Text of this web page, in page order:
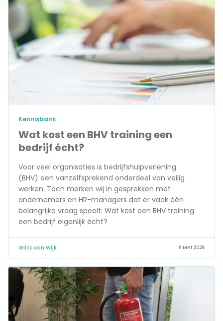
Wat kost een BHV training een
bedrijf écht?
Kennisbank
Voor veel organisaties is bedrijfshulpverlening
(BHV) een vanzelfsprekend onderdeel van veilig
werken. Toch merken wij in gesprekken met
ondernemers en HR-managers dat er vaak één
belangrijke vraag speelt: Wat kost een BHV training
een bedrijf eigenlijk écht?
Wilco van Wijk 9 MRT 2026